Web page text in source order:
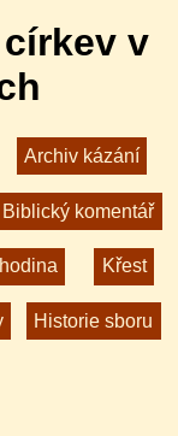
v
Archiv kázání
Biblický komentář
Křest
Historie sboru